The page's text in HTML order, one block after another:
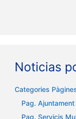
Noticias
Categories
Pag. Ajuntament
Pag. Servicis